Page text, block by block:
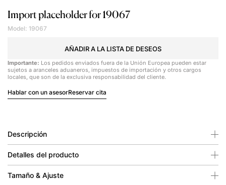
Import placeholder for 19067
Model: 19067
AÑADIR A LA LISTA DE DESEOS
Importante: Los pedidos enviados fuera de la Unión Europea pueden estar
sujetos a aranceles aduaneros, impuestos de importación y otros cargos
locales, que son de la exclusiva responsabilidad del cliente.
Hablar con un asesorReservar cita
Descripción
Detalles del producto
Tamaño & Ajuste